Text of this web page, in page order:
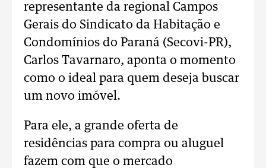
representante da regional Campos
Gerais do Sindicato da Habitação e
Condomínios do Paraná (Secovi-PR),
Carlos Tavarnaro, aponta o momento
como o ideal para quem deseja buscar
um novo imóvel.
Para ele, a grande oferta de
residências para compra ou aluguel
fazem com que o mercado